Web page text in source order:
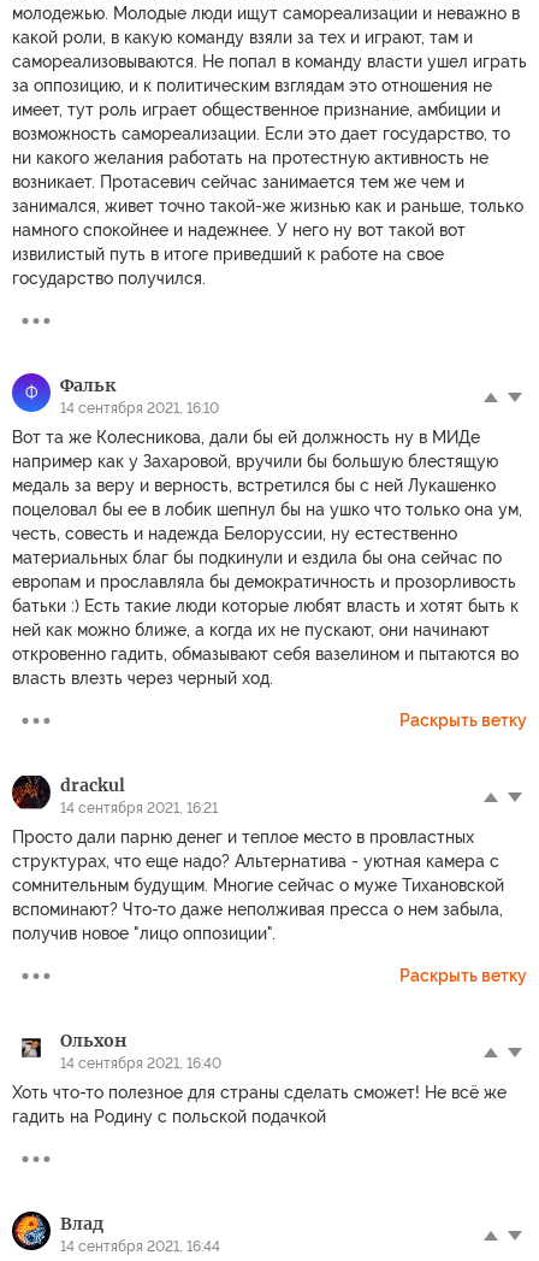
молодежью. Молодые люди ищут самореализации и неважно в
какой роли, в какую команду взяли за тех и играют, там и
самореализовываются. Не попал в команду власти ушел играть
за оппозицию, и к политическим взглядам это отношения не
имеет, тут роль играет общественное признание, амбиции и
возможность самореализации. Если это дает государство, то
ни какого желания работать на протестную активность не
возникает. Протасевич сейчас занимается тем же чем и
занимался, живет точно такой-же жизнью как и раньше, только
намного спокойнее и надежнее. У него ну вот такой вот
извилистый путь в итоге приведший к работе на свое
государство получился.
Ф Фальк
14 сентября 2021, 16:10
Вот та же Колесникова, дали бы ей должность ну в МИДе
например как у Захаровой, вручили бы большую блестящую
медаль за веру и верность, встретился бы с ней Лукашенко
поцеловал бы ее в лобик шепнул бы на ушко что только она ум,
честь, совесть и надежда Белоруссии, ну естественно
материальных благ бы подкинули и ездила бы она сейчас по
европам и прославляла бы демократичность и прозорливость
батьки :) Есть такие люди которые любят власть и хотят быть к
ней как можно ближе, а когда их не пускают, они начинают
откровенно гадить, обмазывают себя вазелином и пытаются во
власть влезть через черный ход.
Раскрыть ветку
drackul
14 сентября 2021, 16:21
Просто дали парню денег и теплое место в провластных
структурах, что еще надо? Альтернатива - уютная камера с
сомнительным будущим. Многие сейчас о муже Тихановской
вспоминают? Что-то даже неполживая пресса о нем забыла,
получив новое "лицо оппозиции".
Раскрыть ветку
Ольхон
14 сентября 2021, 16:40
Хоть что-то полезное для страны сделать сможет! Не всё же
гадить на Родину с польской подачкой
Влад
14 сентября 2021, 16:44